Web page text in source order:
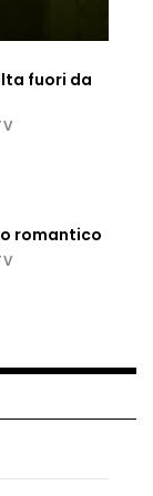
livello:
cede
fuori da
romantico